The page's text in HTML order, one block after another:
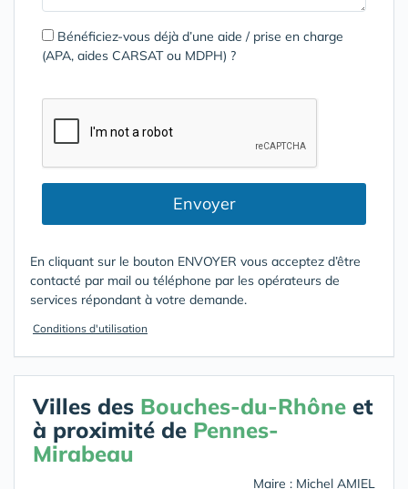
Bénéficiez-vous déjà d’une aide / prise en charge
(APA, aides CARSAT ou MDPH) ?
Envoyer
En cliquant sur le bouton ENVOYER vous acceptez d’être
contacté par mail ou téléphone par les opérateurs de
services répondant à votre demande.
Conditions d'utilisation
Villes des Bouches-du-Rhône et
à proximité de Pennes-
Mirabeau
Maire : Michel AMIEL